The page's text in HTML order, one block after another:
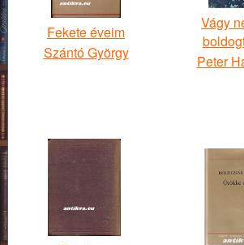
Fekete éveim
Szántó György
Vágy
Peter